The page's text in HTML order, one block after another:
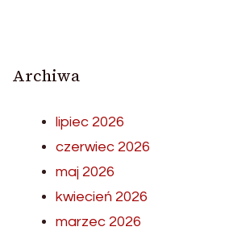
Archiwa
lipiec 2026
czerwiec 2026
maj 2026
kwiecień 2026
marzec 2026